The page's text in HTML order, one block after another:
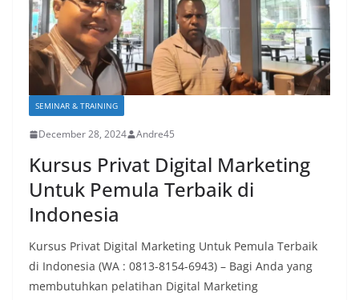
SEMINAR & TRAINING
December 28, 2024 Andre45
Kursus Privat Digital Marketing
Untuk Pemula Terbaik di
Indonesia
Kursus Privat Digital Marketing Untuk Pemula Terbaik
di Indonesia (WA : 0813-8154-6943) – Bagi Anda yang
membutuhkan pelatihan Digital Marketing